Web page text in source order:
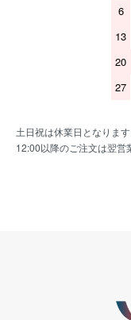
6
13
20
27
土日祝は休業日となります
12:00以降のご注文は翌営